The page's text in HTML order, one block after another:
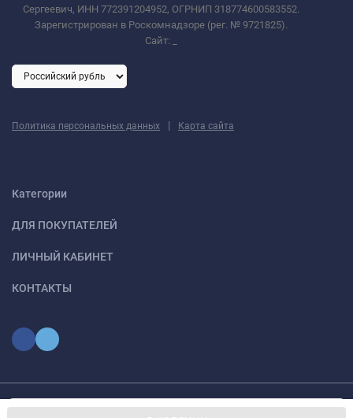
Сергеевич, ИНН 772391204952, ОГРНИП 318774600583552.
Зарегистрирован в Роскомнадзоре (рег. № 9721825).
Сайт:
Политика персональных данных | Карта сайта
Категории
ДЛЯ ПОКУПАТЕЛЕЙ
ЛИЧНЫЙ КАБИНЕТ
КОНТАКТЫ